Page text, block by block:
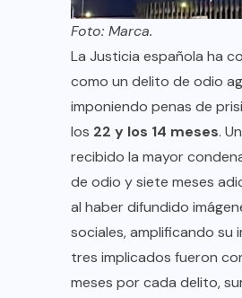
Foto: Marca.
La Justicia española ha
como un delito de odio
imponiendo penas de
los 22 y los 14 meses.
recibido la mayor
de odio y siete meses
al haber difundido
sociales, amplificando su
tres implicados fueron
meses por cada delito,